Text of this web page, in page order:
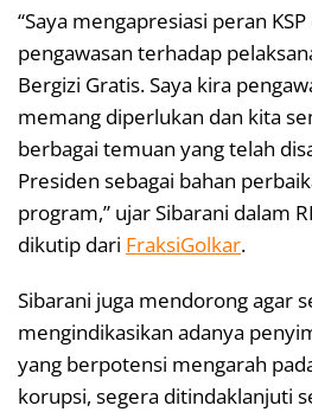
“Saya mengapresiasi peran
pengawasan terhadap
Bergizi Gratis. Saya kira
memang diperlukan dan kita
berbagai temuan yang telah
Presiden sebagai bahan
program,” ujar Sibarani dalam
dikutip dari FraksiGolkar.
Sibarani juga mendorong agar
mengindikasikan adanya
yang berpotensi mengarah
korupsi, segera ditindaklanjuti